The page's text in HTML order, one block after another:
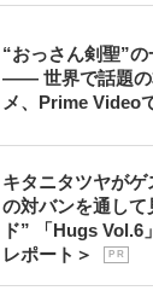
“おっさん剣聖”
―― 世界で話題の
メ、Prime Video
キタニタツヤがゲ
の対バンを通し
ド” 「Hugs Vol.6
レポート＞
P R